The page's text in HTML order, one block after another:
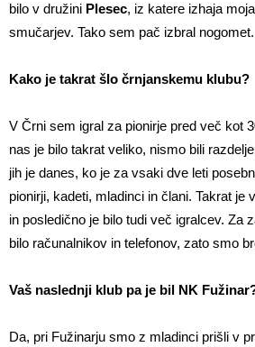
bilo v družini Plesec, iz katere izhaja
smučarjev. Tako sem pač izbral nogomet.
Kako je takrat šlo črnjanskemu klubu?
V Črni sem igral za pionirje pred več kot
nas je bilo takrat veliko, nismo bili
jih je danes, ko je za vsaki dve leti
pionirji, kadeti, mladinci in člani. Takrat je
in posledično je bilo tudi več igralcev. Za
bilo računalnikov in telefonov, zato smo
Vaš naslednji klub pa je bil NK
Da, pri Fužinarju smo z mladinci prišli v